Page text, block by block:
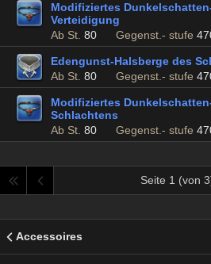
Modifiziertes
Verteidigung
Ab St. 80 Gegenst.- stufe
Edengunst-Halsberge des
Ab St. 80 Gegenst.- stufe
Modifiziertes
Schlachtens
Ab St. 80 Gegenst.- stufe
Seite 1 (von
Accessoires